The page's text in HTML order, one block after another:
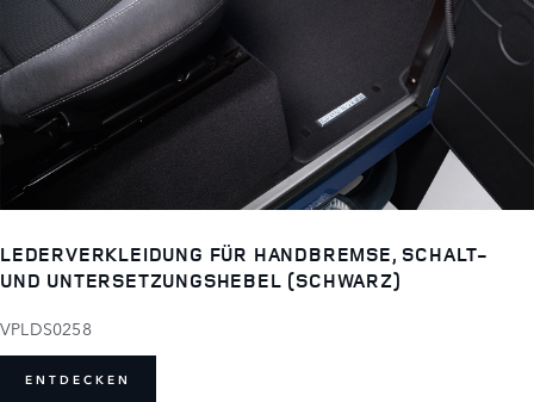
LEDERVERKLEIDUNG FÜR HANDBREMSE, SCHALT-
UND UNTERSETZUNGSHEBEL (SCHWARZ)
VPLDS0258
ENTDECKEN